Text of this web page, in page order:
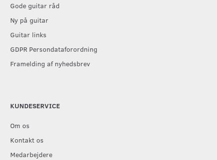
Gode guitar råd
Ny på guitar
Guitar links
GDPR Persondataforordning
Framelding af nyhedsbrev
KUNDESERVICE
Om os
Kontakt os
Medarbejdere